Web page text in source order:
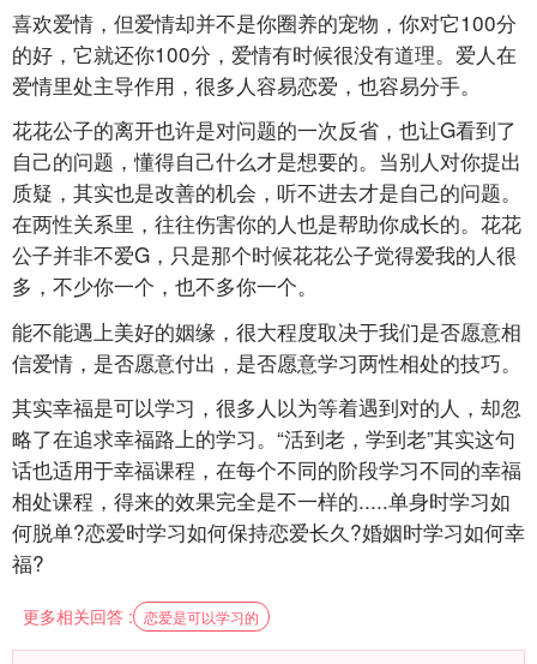
喜欢爱情，但爱情却并不是你圈养的宠物，你对它100分
的好，它就还你100分，爱情有时候很没有道理。爱人在
爱情里处主导作用，很多人容易恋爱，也容易分手。
花花公子的离开也许是对问题的一次反省，也让G看到了
自己的问题，懂得自己什么才是想要的。当别人对你提出
质疑，其实也是改善的机会，听不进去才是自己的问题。
在两性关系里，往往伤害你的人也是帮助你成长的。花花
公子并非不爱G，只是那个时候花花公子觉得爱我的人很
多，不少你一个，也不多你一个。
能不能遇上美好的姻缘，很大程度取决于我们是否愿意相
信爱情，是否愿意付出，是否愿意学习两性相处的技巧。
其实幸福是可以学习，很多人以为等着遇到对的人，却忽
略了在追求幸福路上的学习。“活到老，学到老”其实这句
话也适用于幸福课程，在每个不同的阶段学习不同的幸福
相处课程，得来的效果完全是不一样的.....单身时学习如
何脱单?恋爱时学习如何保持恋爱长久?婚姻时学习如何幸
福?
更多相关回答 : 恋爱是可以学习的